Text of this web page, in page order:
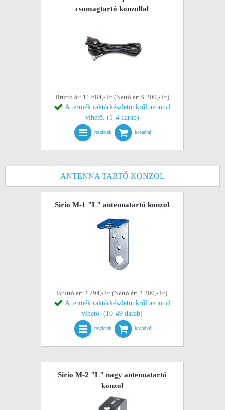
csomagtartó konzollal
Bruttó ár: 11.684,- Ft (Nettó ár: 9.200,- Ft)
A termék raktárkészletünkről azonnal
vihető. (1-4 darab)
részletek kosárba!
ANTENNA TARTÓ KONZOL
Sirio M-1 "L" antennatartó konzol
Bruttó ár: 2.794,- Ft (Nettó ár: 2.200,- Ft)
A termék raktárkészletünkről azonnal
vihető. (10-49 darab)
részletek kosárba!
Sirio M-2 "L" nagy antennatartó
konzol